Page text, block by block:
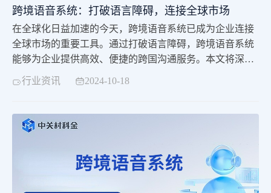
跨境语音系统：打破语言障碍，连接全球市场
在全球化日益加速的今天，跨境语音系统已成为企业连接
全球市场的重要工具。通过打破语言障碍，跨境语音系统
能够为企业提供高效、便捷的跨国沟通服务。本文将深入
探讨跨境语音系统的特点、优势以及其在企业中的应用价
行业资讯 2024-10-18